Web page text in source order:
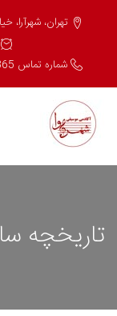
تهران، شهرآرا،
شماره تماس 09369851365 _ 88283410 _ 88251222 -021
تاریخچه